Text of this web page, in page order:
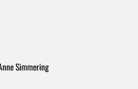
Simmering